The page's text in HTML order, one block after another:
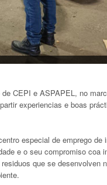
CEPI e ASPAPEL, no
experiencias e boas
especial de emprego de
e o seu compromiso coa
que se desenvolven